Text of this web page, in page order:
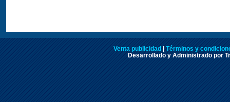
Venta publicidad | Términos y
Desarrollado y Administrado por